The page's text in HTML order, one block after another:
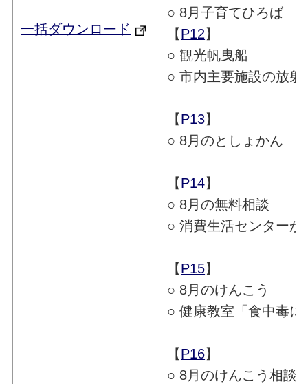
一括ダウンロード
○ 8月子育てひろば
【P12】
○ 観光帆曳船
○ 市内主要施設の放射
【P13】
○ 8月のとしょかん
【P14】
○ 8月の無料相談
○ 消費生活センターか
【P15】
○ 8月のけんこう
○ 健康教室「食中毒に
【P16】
○ 8月のけんこう相談